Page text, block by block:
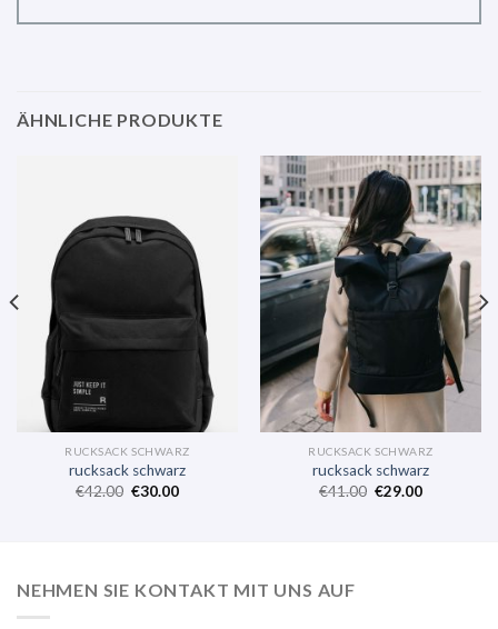
ÄHNLICHE PRODUKTE
RUCKSACK SCHWARZ
rucksack schwarz
€42.00 €30.00
RUCKSACK SCHWARZ
rucksack schwarz
€41.00 €29.00
NEHMEN SIE KONTAKT MIT UNS AUF